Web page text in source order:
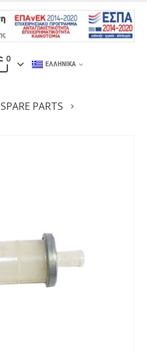
0
ΕΛΛΗΝΙΚΆ
SPARE PARTS